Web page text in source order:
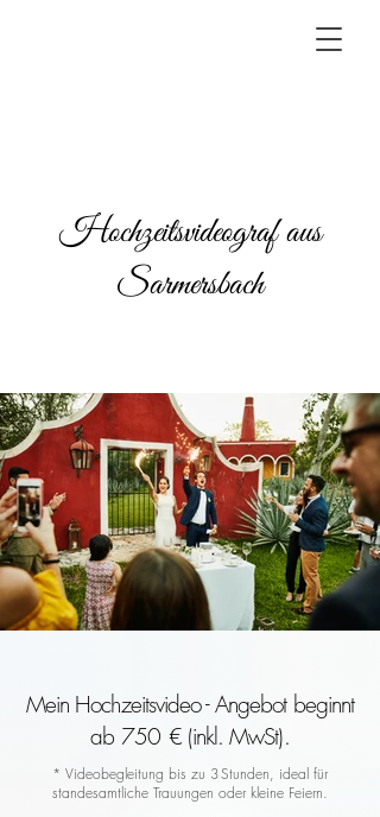
Hochzeitsvideograf aus
Sarmersbach
Mein Hochzeitsvideo - Angebot beginnt
ab 750 € (inkl. MwSt).
* Videobegleitung bis zu 3 Stunden, ideal für
standesamtliche Trauungen oder kleine Feiern.